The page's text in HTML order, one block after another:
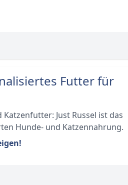
Futter für
Just Russel ist das
Hunde- und Katzennahrung.